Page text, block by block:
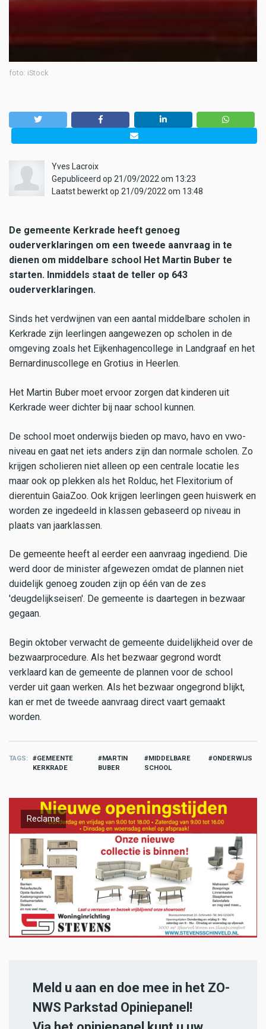
foto: iStock
Yves Lacroix
Gepubliceerd op 21/09/2022 om 13:23
Laatst bewerkt op 21/09/2022 om 13:48
De gemeente Kerkrade heeft genoeg
ouderverklaringen om een tweede aanvraag in te
dienen om middelbare school Het Martin Buber te
starten. Inmiddels staat de teller op 643
ouderverklaringen.
Sinds het verdwijnen van een aantal middelbare scholen in
Kerkrade zijn leerlingen aangewezen op scholen in de
omgeving zoals het Eijkenhagencollege in Landgraaf en het
Bernardinuscollege en Grotius in Heerlen.
Het Martin Buber moet ervoor zorgen dat kinderen uit
Kerkrade weer dichter bij naar school kunnen.
De school moet onderwijs bieden op mavo, havo en vwo-
niveau en gaat net iets anders zijn dan normale scholen. Zo
krijgen scholieren niet alleen op een centrale locatie les
maar ook op plekken als het Rolduc, het Flexitorium of
dierentuin GaiaZoo. Ook krijgen leerlingen geen huiswerk en
worden ze ingedeeld in klassen gebaseerd op niveau in
plaats van jaarklassen.
De gemeente heeft al eerder een aanvraag ingediend. Die
werd door de minister afgewezen omdat de plannen niet
duidelijk genoeg zouden zijn op één van de zes
'deugdelijkseisen'. De gemeente is daartegen in bezwaar
gegaan.
Begin oktober verwacht de gemeente duidelijkheid over de
bezwaarprocedure. Als het bezwaar gegrond wordt
verklaard kan de gemeente de plannen voor de school
verder uit gaan werken. Als het bezwaar ongegrond blijkt,
kan er met de tweede aanvraag direct vaart gemaakt
worden.
TAGS
GEMEENTE
KERKRADE
MARTIN
BUBER
MIDDELBARE
SCHOOL
ONDERWIJS
Reclame
Meld u aan en doe mee in het ZO-
NWS Parkstad Opiniepanel!